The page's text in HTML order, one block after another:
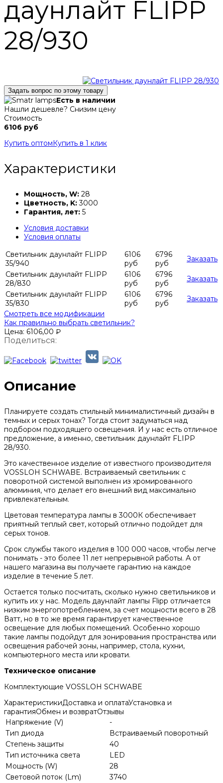
даунлайт FLIPP
28/930
Задать вопрос по этому товару
Есть в наличии
Нашли дешевле? Снизим цену
Стоимость
6106 руб
Купить оптом Купить в 1 клик
Характеристики
Мощность, W: 28
Цветность, K:3000
Гарантия, лет: 5
Условия доставки
Условия оплаты
Светильник даунлайт FLIPP
35/940
6106
руб
6796
руб
Заказать
Светильник даунлайт FLIPP
28/830
6106
руб
6796
руб
Заказать
Светильник даунлайт FLIPP
35/830
6106
руб
6796
руб
Заказать
Смотреть все модификации
Как правильно выбрать светильник?
Цена: 6106,00 ₽
Поделиться:
Описание
Планируете создать стильный минималистичный дизайн в
темных и серых тонах? Тогда стоит задуматься над
подбором подходящего освещения. И у нас есть отличное
предложение, а именно, светильник даунлайт FLIPP
28/930.
Это качественное изделие от известного производителя
VOSSLOH SCHWABE. Встраиваемый светильник с
поворотной системой выполнен из хромированного
алюминия, что делает его внешний вид максимально
привлекательным.
Цветовая температура лампы в 3000К обеспечивает
приятный теплый свет, который отлично подойдет для
серых тонов.
Срок службы такого изделия в 100 000 часов, чтобы легче
понимать - это более 11 лет непрерывной работы. А от
нашего магазина вы получаете гарантию на каждое
изделие в течение 5 лет.
Остается только посчитать, сколько нужно светильников и
купить их у нас. Модель даунлайт лампы Flipp отличается
низким энергопотреблением, за счет мощности всего в 28
Ватт, но в то же время гарантирует качественное
освещение для любых помещений. Особенно хорошо
такие лампы подойдут для зонирования пространства или
освещения рабочей зоны, например, стола, кухни,
компьютерного места или кровати.
Техническое описание
Комплектующие VOSSLOH SCHWABE
ХарактеристикиДоставка и оплатаУстановка и
гарантияОбмен и возвратОтзывы
Напряжение (V)
-
Тип диода
Встраиваемый поворотный
Степень защиты
40
Тип источника света
LED
Мощность (W)
28
Световой поток (Lm)
3740